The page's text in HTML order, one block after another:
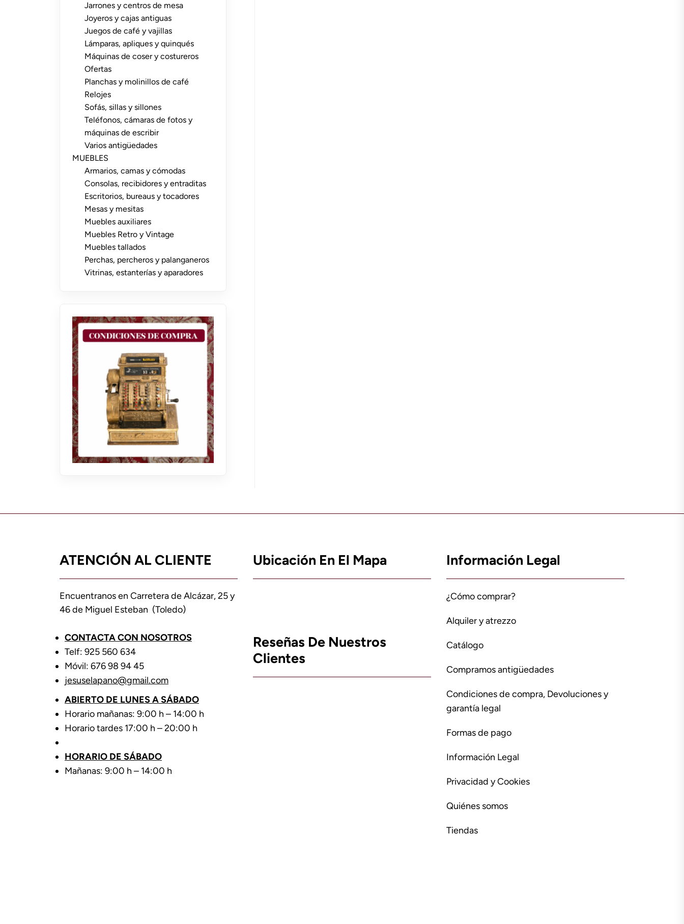
Jarrones y centros de mesa
Joyeros y cajas antiguas
Juegos de café y vajillas
Lámparas, apliques y quinqués
Máquinas de coser y costureros
Ofertas
Planchas y molinillos de café
Relojes
Sofás, sillas y sillones
Teléfonos, cámaras de fotos y
máquinas de escribir
Varios antigüedades
MUEBLES
Armarios, camas y cómodas
Consolas, recibidores y entraditas
Escritorios, bureaus y tocadores
Mesas y mesitas
Muebles auxiliares
Muebles Retro y Vintage
Muebles tallados
Perchas, percheros y palanganeros
Vitrinas, estanterías y aparadores
ATENCIÓN AL CLIENTE
Encuentranos en Carretera de Alcázar, 25 y
46 de Miguel Esteban (Toledo)
CONTACTA CON NOSOTROS
Telf: 925 560 634
Móvil: 676 98 94 45
jesuselapano@gmail.com
ABIERTO DE LUNES A SÁBADO
Horario mañanas: 9:00 h – 14:00 h
Horario tardes 17:00 h – 20:00 h
HORARIO DE SÁBADO
Mañanas: 9:00 h – 14:00 h
Ubicación En El Mapa
Reseñas De Nuestros
Clientes
Información Legal
¿Cómo comprar?
Alquiler y atrezzo
Catálogo
Compramos antigüedades
Condiciones de compra, Devoluciones y
garantía legal
Formas de pago
Información Legal
Privacidad y Cookies
Quiénes somos
Tiendas